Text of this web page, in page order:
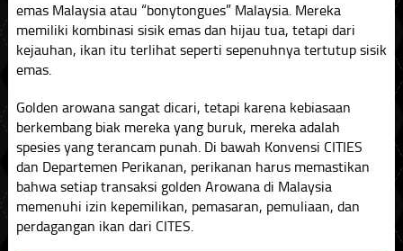
emas Malaysia atau “bonytongues” Malaysia. Mereka
memiliki kombinasi sisik emas dan hijau tua, tetapi dari
kejauhan, ikan itu terlihat seperti sepenuhnya tertutup sisik
emas.
Golden arowana sangat dicari, tetapi karena kebiasaan
berkembang biak mereka yang buruk, mereka adalah
spesies yang terancam punah. Di bawah Konvensi CITIES
dan Departemen Perikanan, perikanan harus memastikan
bahwa setiap transaksi golden Arowana di Malaysia
memenuhi izin kepemilikan, pemasaran, pemuliaan, dan
perdagangan ikan dari CITES.